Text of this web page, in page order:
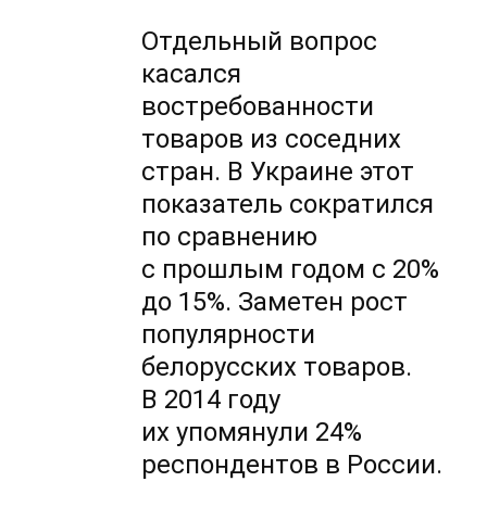
Отдельный вопрос
касался
востребованности
товаров из соседних
стран. В Украине этот
показатель сократился
по сравнению
с прошлым годом с 20%
до 15%. Заметен рост
популярности
белорусских товаров.
В 2014 году
их упомянули 24%
респондентов в России.